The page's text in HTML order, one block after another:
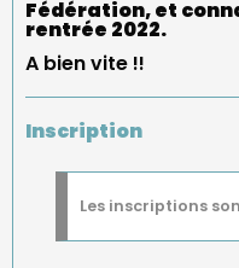
Fédération, et
rentrée 2022.
A bien vite !!
Inscription
Message
Les inscriptions